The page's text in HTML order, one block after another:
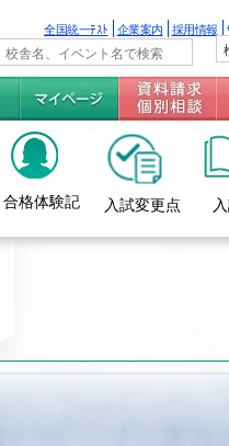
全国統一ﾃｽﾄ 企業案内 採用情報
合格体験記 入試変更点